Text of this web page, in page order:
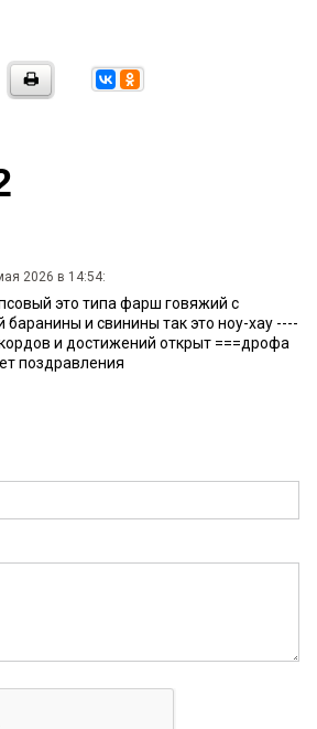
2026 в 14:54:
это типа фарш говяжий с
баранины и свинины так это ноу-хау ----
и достижений открыт ===дрофа
поздравления